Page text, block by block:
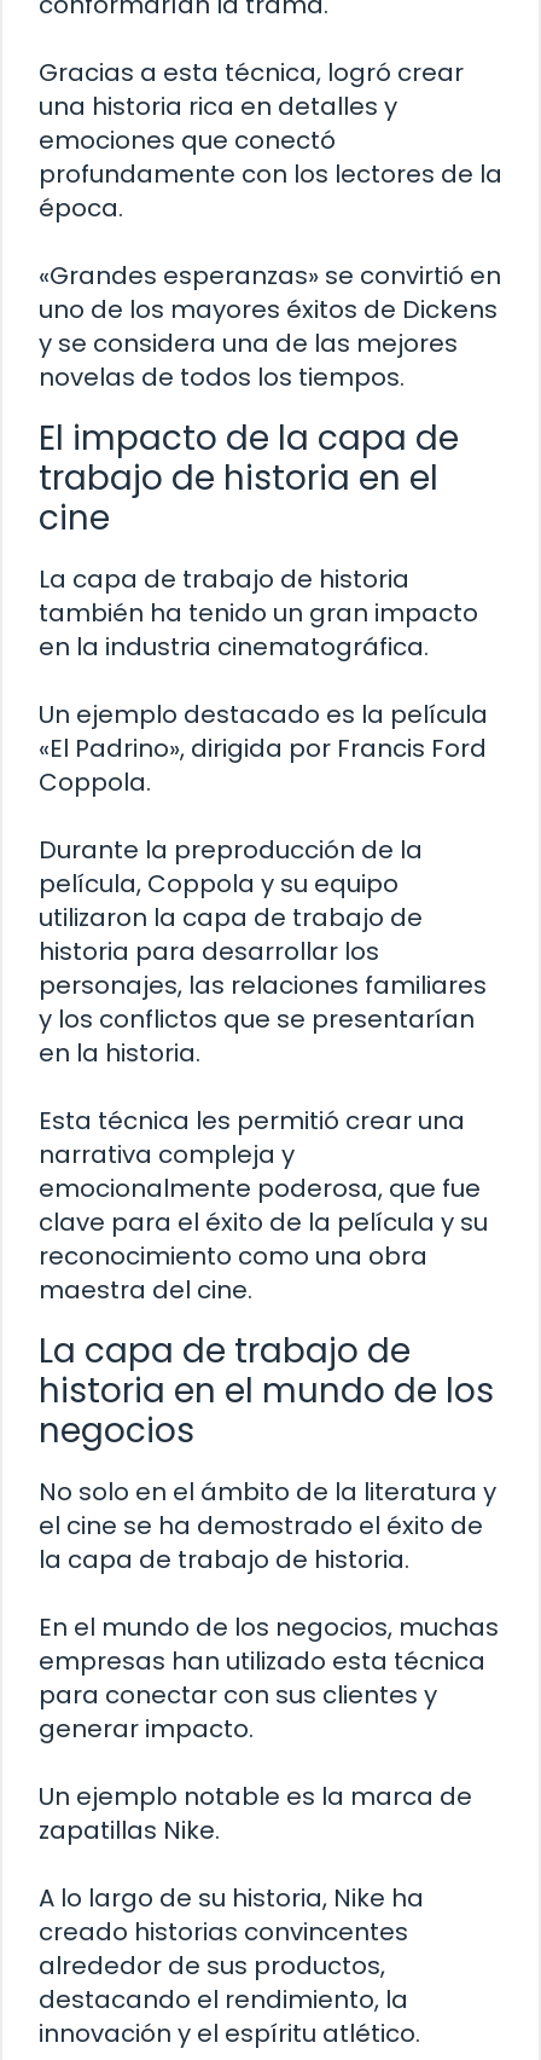
Gracias a esta técnica, logró crear
una historia rica en detalles y
emociones que conectó
profundamente con los lectores de la
época.
«Grandes esperanzas» se convirtió en
uno de los mayores éxitos de Dickens
y se considera una de las mejores
novelas de todos los tiempos.
El impacto de la capa de
trabajo de historia en el
cine
La capa de trabajo de historia
también ha tenido un gran impacto
en la industria cinematográfica.
Un ejemplo destacado es la película
«El Padrino», dirigida por Francis Ford
Coppola.
Durante la preproducción de la
película, Coppola y su equipo
utilizaron la capa de trabajo de
historia para desarrollar los
personajes, las relaciones familiares
y los conflictos que se presentarían
en la historia.
Esta técnica les permitió crear una
narrativa compleja y
emocionalmente poderosa, que fue
clave para el éxito de la película y su
reconocimiento como una obra
maestra del cine.
La capa de trabajo de
historia en el mundo de los
negocios
No solo en el ámbito de la literatura y
el cine se ha demostrado el éxito de
la capa de trabajo de historia.
En el mundo de los negocios, muchas
empresas han utilizado esta técnica
para conectar con sus clientes y
generar impacto.
Un ejemplo notable es la marca de
zapatillas Nike.
A lo largo de su historia, Nike ha
creado historias convincentes
alrededor de sus productos,
destacando el rendimiento, la
innovación y el espíritu atlético.